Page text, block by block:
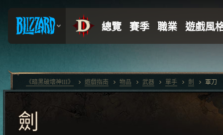
劍
《暗黑破壞神III》 遊戲指南 物品 武器 單手 劍 軍刀